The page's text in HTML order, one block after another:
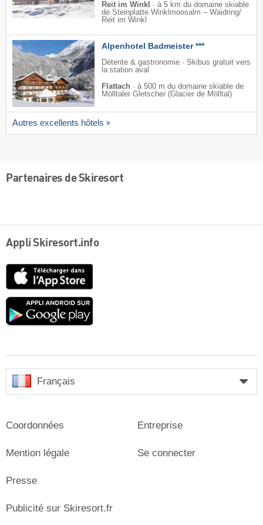
Reit im Winkl
· à 5 km du domaine skiable
de Steinplatte Winklmoosalm – Waidring/​
Reit im Winkl
Alpenhotel Badmeister ***
Détente & gastronomie · Skibus gratuit vers
la station aval
Flattach · à 500 m du domaine skiable de
Mölltaler Gletscher (Glacier de Mölltal)
Autres excellents hôtels
Partenaires de Skiresort
Appli Skiresort.info
Google
Français
Coordonnées
Mention légale
Presse
Entreprise
Se connecter
Publicité sur Skiresort.fr